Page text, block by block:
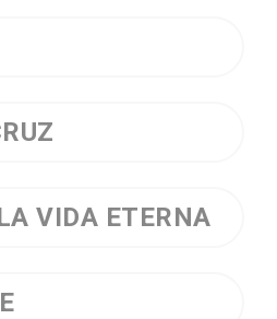
VIDA ETERNA